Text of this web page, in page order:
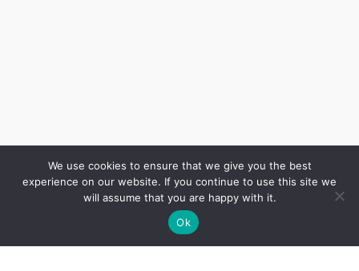
We use cookies to ensure that we give you the best
experience on our website. If you continue to use this site we
will assume that you are happy with it.
Ok